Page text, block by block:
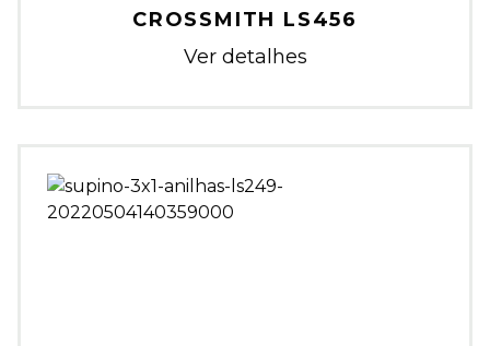
CROSSMITH LS456
Ver detalhes